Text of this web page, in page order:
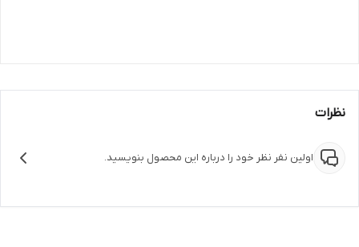
نظرات
اولین نفر نظر خود را درباره این محصول بنویسید.